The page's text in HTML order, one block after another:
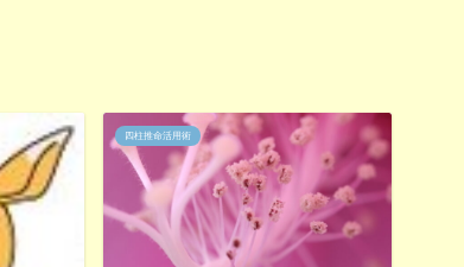
四柱推命活用術